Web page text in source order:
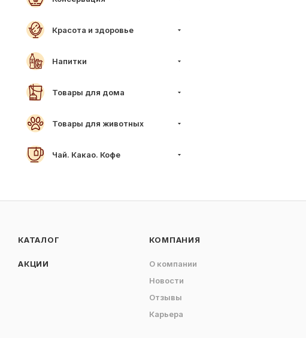
Красота и здоровье
Напитки
Товары для дома
Товары для животных
Чай. Какао. Кофе
КАТАЛОГ
АКЦИИ
КОМПАНИЯ
О компании
Новости
Отзывы
Карьера